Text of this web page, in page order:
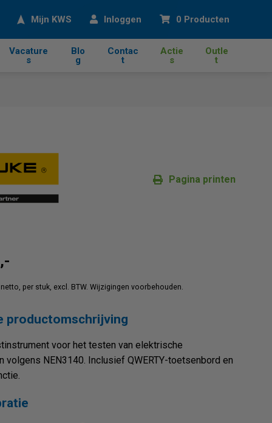
Mijn KWS Inloggen 0 Producten
Vacature
s
Blo
g
Contac
t
Actie
s
Outle
t
Pagina printen
per stuk, excl. BTW. Wijzigingen voorbehouden.
productomschrijving
voor het testen van elektrische
volgens NEN3140. Inclusief QWERTY-toetsenbord en